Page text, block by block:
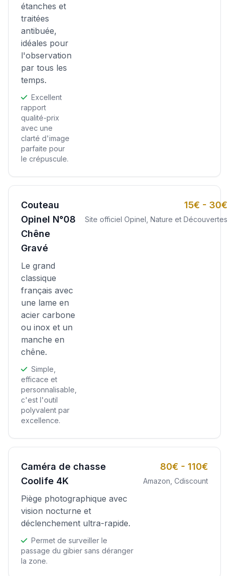
étanches et
traitées
antibuée,
idéales pour
l'observation
par tous les
temps.
Excellent
rapport
qualité-prix
avec une
clarté d'image
parfaite pour
le crépuscule.
Couteau
Opinel N°08
Chêne
Gravé
Le grand
classique
français avec
une lame en
acier carbone
ou inox et un
manche en
chêne.
Simple,
efficace et
personnalisable,
c'est l'outil
polyvalent par
excellence.
15€ - 30€
Site officiel Opinel, Nature et Découvertes
Caméra de chasse
Coolife 4K
Piège photographique avec
vision nocturne et
déclenchement ultra-rapide.
Permet de surveiller le
passage du gibier sans déranger
la zone.
80€ - 110€
Amazon, Cdiscount